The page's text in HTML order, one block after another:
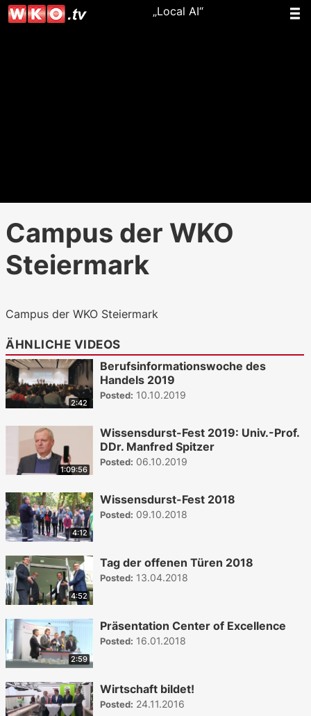
„Local AI“
Campus der WKO
Steiermark
Campus der WKO Steiermark
ÄHNLICHE VIDEOS
2:42
Berufsinformationswoche des
Handels 2019
Posted: 10.10.2019
1:09:56
Wissensdurst-Fest 2019: Univ.-Prof.
DDr. Manfred Spitzer
Posted: 06.10.2019
4:12
Wissensdurst-Fest 2018
Posted: 09.10.2018
4:52
Tag der offenen Türen 2018
Posted: 13.04.2018
2:59
Präsentation Center of Excellence
Posted: 16.01.2018
Wirtschaft bildet!
Posted: 24.11.2016